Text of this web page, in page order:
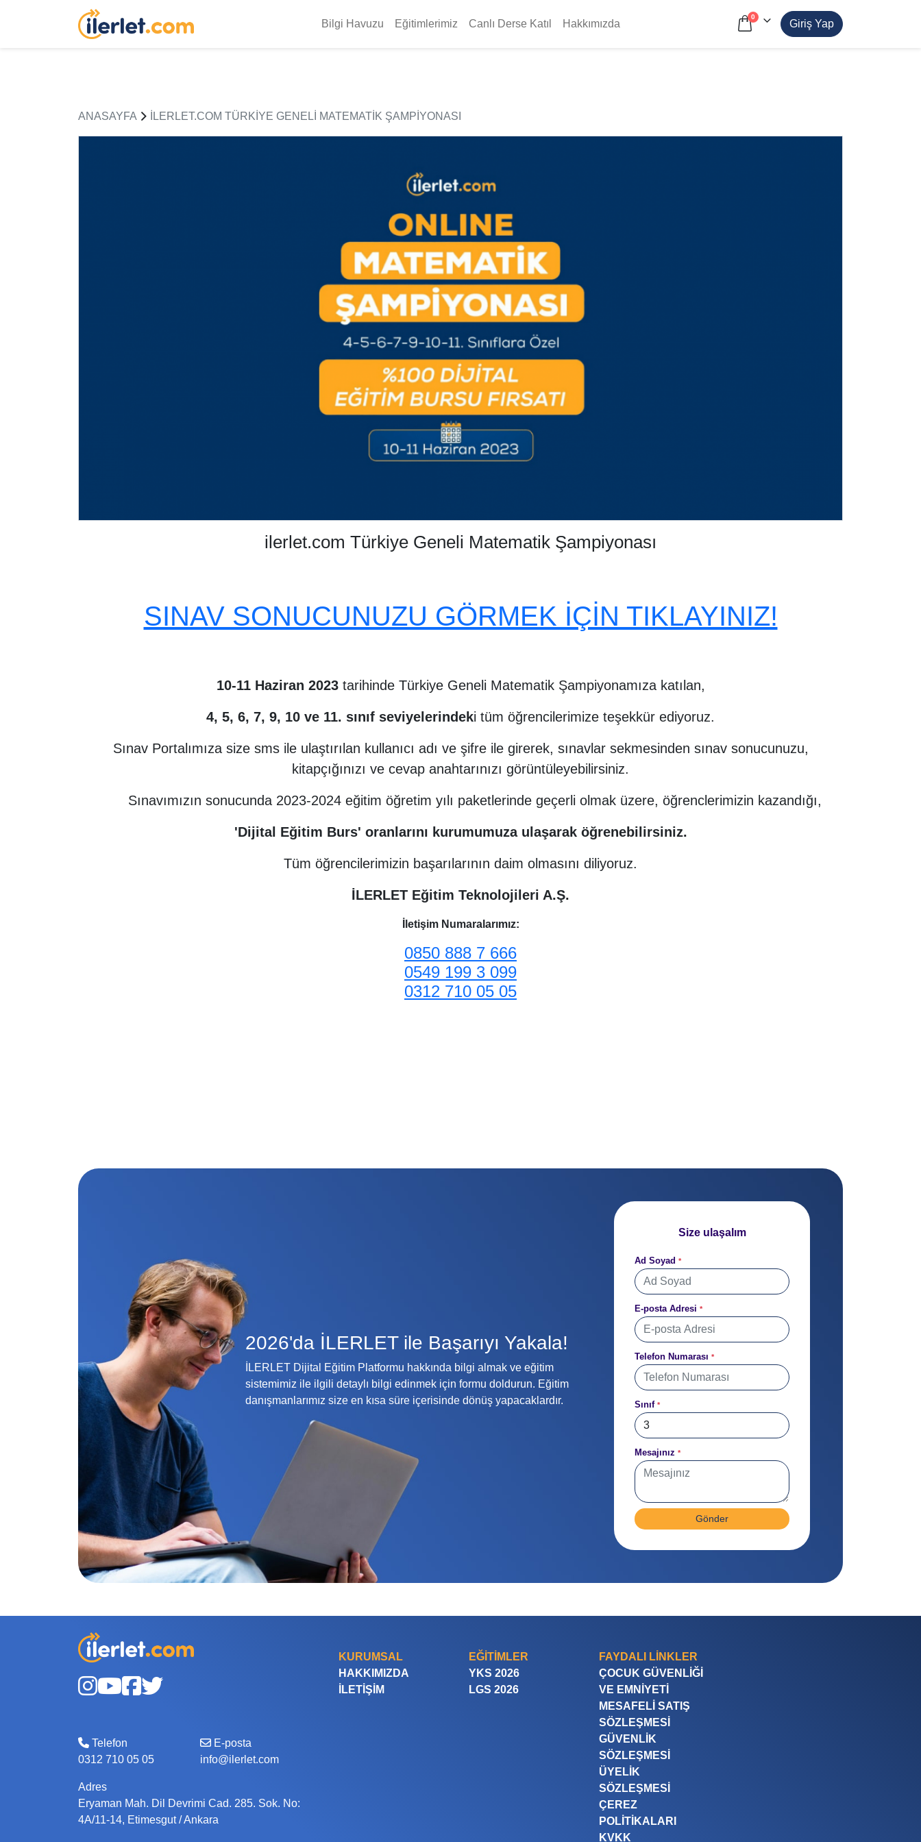
Bilgi Havuzu Eğitimlerimiz Canlı Derse Katıl Hakkımızda
0
Giriş Yap
ANASAYFA ILERLET.COM TÜRKIYE GENELI MATEMATIK ŞAMPIYONASI
ilerlet.com Türkiye Geneli Matematik Şampiyonası
SINAV SONUCUNUZU GÖRMEK İÇİN TIKLAYINIZ!
10-11 Haziran 2023 tarihinde Türkiye Geneli Matematik Şampiyonamıza katılan,
4, 5, 6, 7, 9, 10 ve 11. sınıf seviyelerindeki tüm öğrencilerimize teşekkür ediyoruz.
Sınav Portalımıza size sms ile ulaştırılan kullanıcı adı ve şifre ile girerek, sınavlar sekmesinden sınav sonucunuzu,
kitapçığınızı ve cevap anahtarınızı görüntüleyebilirsiniz.
Sınavımızın sonucunda 2023-2024 eğitim öğretim yılı paketlerinde geçerli olmak üzere, öğrenclerimizin kazandığı,
'Dijital Eğitim Burs' oranlarını kurumumuza ulaşarak öğrenebilirsiniz.
Tüm öğrencilerimizin başarılarının daim olmasını diliyoruz.
İLERLET Eğitim Teknolojileri A.Ş.
İletişim Numaralarımız:
0850 888 7 666
0549 199 3 099
0312 710 05 05
2026'da İLERLET ile Başarıyı Yakala!
İLERLET Dijital Eğitim Platformu hakkında bilgi almak ve eğitim
sistemimiz ile ilgili detaylı bilgi edinmek için formu doldurun. Eğitim
danışmanlarımız size en kısa süre içerisinde dönüş yapacaklardır.
Size ulaşalım
Ad Soyad*
E-posta Adresi*
Telefon Numarası*
Sınıf*
Mesajınız*
Gönder
Telefon
0312 710 05 05
E-posta
info@ilerlet.com
Adres
Eryaman Mah. Dil Devrimi Cad. 285. Sok. No:
4A/11-14, Etimesgut / Ankara
KURUMSAL
HAKKIMIZDA
İLETIŞIM
EĞITIMLER
YKS 2026
LGS 2026
FAYDALI LINKLER
ÇOCUK GÜVENLIĞI
VE EMNIYETI
MESAFELI SATIŞ
SÖZLEŞMESI
GÜVENLIK
SÖZLEŞMESI
ÜYELIK
SÖZLEŞMESI
ÇEREZ
POLITIKALARI
KVKK